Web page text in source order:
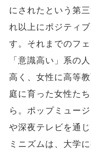
にされたという第
れ以上にポジティ
す。それまでのフ
「意識高い」系の
高く、女性に高等
庭に育った女性た
ら。ポップミュー
や深夜テレビを通
ミニズムは、大学